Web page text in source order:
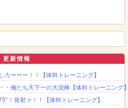
更新情報
ろーーー！！【体幹トレーニング】
・俺たち天下一の大泥棒【体幹トレーニング
！発射ァ！！【体幹トレーニング】